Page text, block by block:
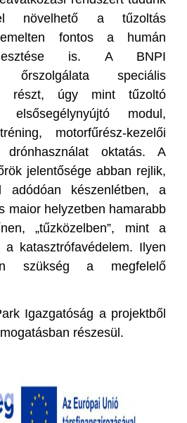
növelhető a tűzoltás
fontos a humán
is. A BNPI
őrszolgálata speciális
részt, úgy mint tűzoltó
modul,
motorfűrész-kezelői
drónhasználat oktatás. A
jelentősége abban rejlik,
adódóan készenlétben, a
maior helyzetben hamarabb
„tűzközelben”, mint a
a katasztrófavédelem. Ilyen
szükség a megfelelő
Igazgatóság a projektből
részesül.